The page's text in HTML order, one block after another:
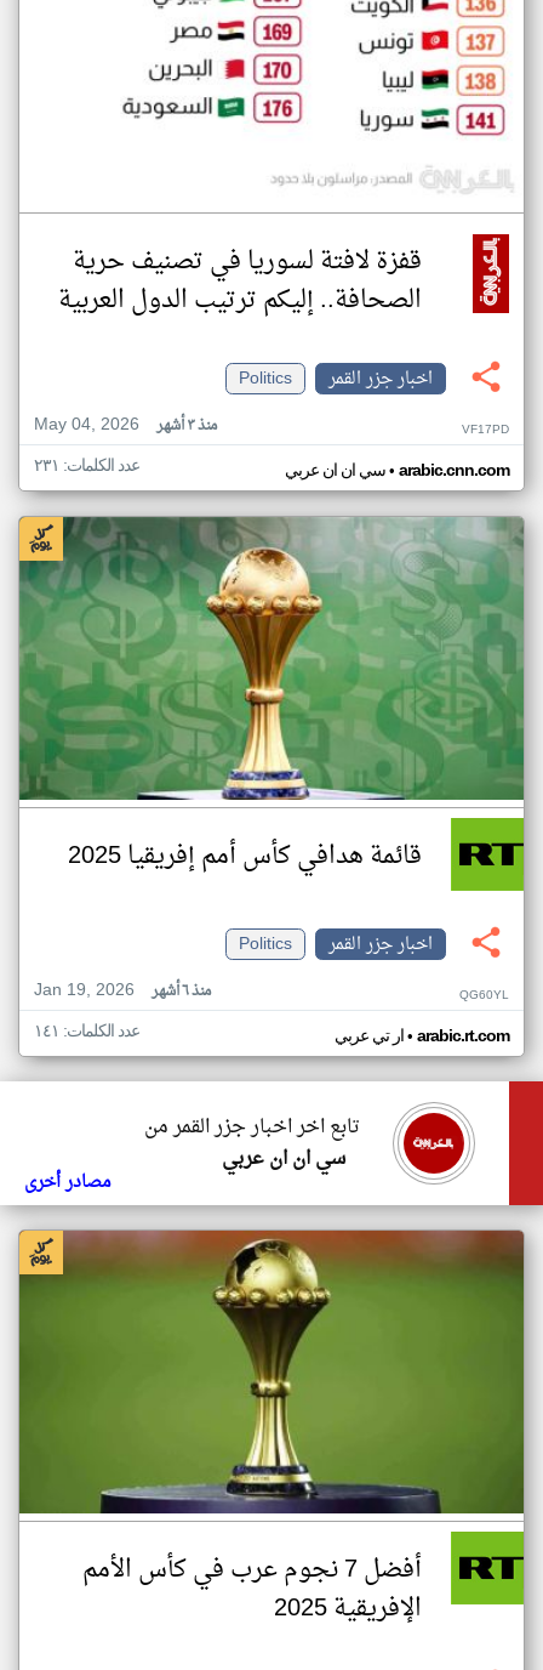
قفزة لافتة لسوريا في تصنيف حرية
الصحافة.. إليكم ترتيب الدول العربية
اخبار جزر القمر
Politics
May 04, 2026
منذ ٣ أشهر VF17PD
سي ان ان عربي• arabic.cnn.com عدد الكلمات: ٢٣١
قائمة هدافي كأس أمم إفريقيا 2025
اخبار جزر القمر
Politics
Jan 19, 2026
منذ ٦ أشهر QG60YL
ار تي عربي• arabic.rt.com عدد الكلمات: ١٤١
تابع اخر اخبار جزر القمر من
سي ان ان عربي
مصادر أخرى
أفضل 7 نجوم عرب في كأس الأمم
الإفريقية 2025